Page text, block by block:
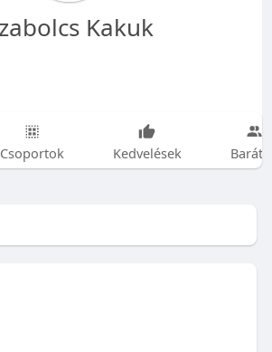
Kakuk
Csoportok Kedvelések